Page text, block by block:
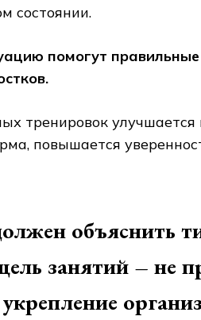
состоянии.
помогут
тренировок
повышается
объяснить
занятий – не